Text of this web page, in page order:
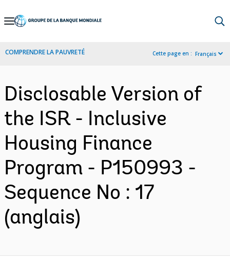
Skip
Navigation
COMPRENDRE LA PAUVRETÉ Cette page en : Français
Disclosable Version of
the ISR - Inclusive
Housing Finance
Program - P150993 -
Sequence No : 17
(anglais)